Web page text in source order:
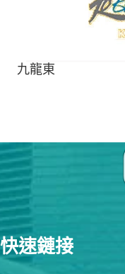
九龍東
快速鏈接